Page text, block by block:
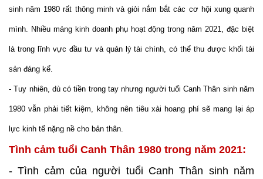
sinh năm 1980 rất thông minh và giỏi nắm bắt các cơ hội xung quanh
mình. Nhiều mảng kinh doanh phụ hoạt động trong năm 2021, đặc biệt
là trong lĩnh vực đầu tư và quản lý tài chính, có thể thu được khối tài
sản đáng kể.
- Tuy nhiên, dù có tiền trong tay nhưng người tuổi Canh Thân sinh năm
1980 vẫn phải tiết kiệm, không nên tiêu xài hoang phí sẽ mang lại áp
lực kinh tế nặng nề cho bản thân.
Tình cảm tuổi Canh Thân 1980 trong năm 2021:
- Tình cảm của người tuổi Canh Thân sinh năm